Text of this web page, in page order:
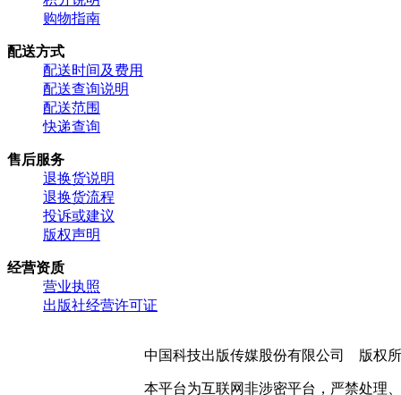
购物指南
配送方式
配送时间及费用
配送查询说明
配送范围
快递查询
售后服务
退换货说明
退换货流程
投诉或建议
版权声明
经营资质
营业执照
出版社经营许可证
中国科技出版传媒股份有限公司 版权
本平台为互联网非涉密平台，严禁处理